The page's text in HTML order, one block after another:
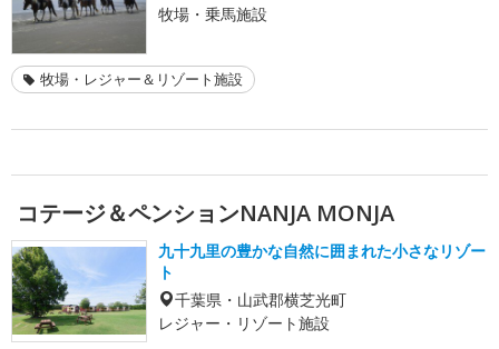
牧場・乗馬施設
牧場・レジャー＆リゾート施設
コテージ＆ペンションNANJA MONJA
九十九里の豊かな自然に囲まれた小さなリゾー
ト
千葉県・山武郡横芝光町
レジャー・リゾート施設